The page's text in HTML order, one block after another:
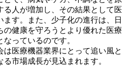
る人が増加し、その結果として医
す。また、少子化の進行は、日
の健康を守ろうとより優れた医療
っているのです。
は医療機器業界にとって追い風と
市場成長が見込まれます。